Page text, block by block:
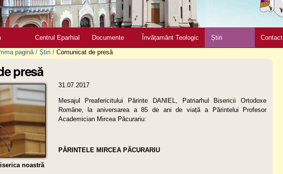
Centrul Eparhial Documente Învățamânt Teologic Știri Contact
pagină / Știri / Comunicat de presă
presă
31.07.2017
Mesajul Preafericitului Părinte DANIEL, Patriarhul Bisericii Ortodoxe
Române, la aniversarea a 85 de ani de viață a Părintelui Profesor
Academician Mircea Păcurariu:
PĂRINTELE MIRCEA PĂCURARIU
noastră